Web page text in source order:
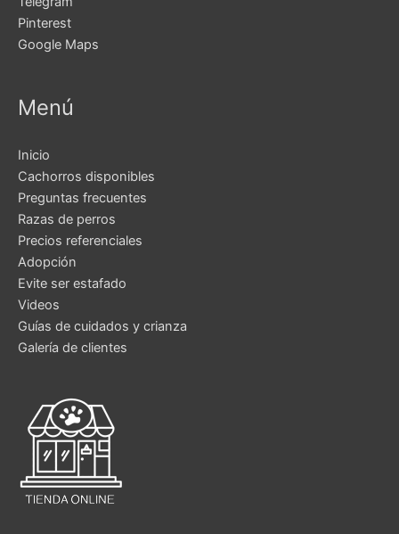
Pinterest
Google Maps
Menú
Inicio
Cachorros disponibles
Preguntas frecuentes
Razas de perros
Precios referenciales
Adopción
Evite ser estafado
Videos
Guías de cuidados y crianza
Galería de clientes